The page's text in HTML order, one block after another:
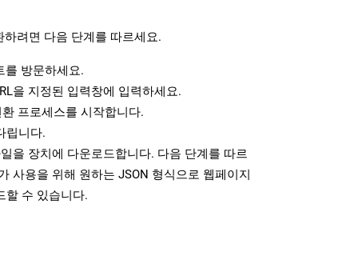
려면 다음 단계를 따르세요.
를 방문하세요.
을 지정된 입력창에 입력하세요.
프로세스를 시작합니다.
립니다.
을 장치에 다운로드합니다. 다음 단계를 따르
사용을 위해 원하는 JSON 형식으로 웹페이지
할 수 있습니다.